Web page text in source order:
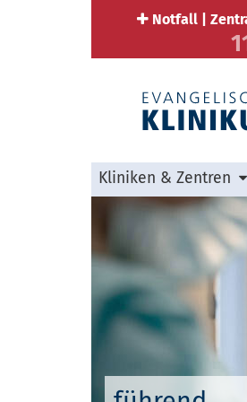
Notfall |
Kliniken & Zentren